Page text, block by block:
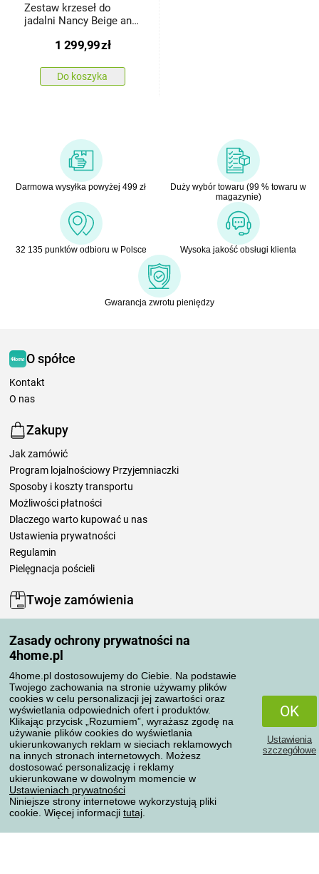
Zasady ochrony prywatności na
4home.pl
4home.pl dostosowujemy do Ciebie. Na podstawie
Twojego zachowania na stronie używamy plików
cookies w celu personalizacji jej zawartości oraz
wyświetlania odpowiednich ofert i produktów.
Klikając przycisk „Rozumiem”, wyrażasz zgodę na
używanie plików cookies do wyświetlania
ukierunkowanych reklam w sieciach reklamowych
na innych stronach internetowych. Możesz
dostosować personalizację i reklamy
ukierunkowane w dowolnym momencie w
Ustawieniach prywatności
Niniejsze strony internetowe wykorzystują pliki
cookie. Więcej informacji tutaj
OK
Ustawienia
szczegółowe
Zestaw krzeseł do
jadalni Nancy Beige and
1 299,99zł
Do koszyka
Darmowa wysyłka powyżej 499 zł
Duży wybór towaru (99 % towaru w
magazynie)
32 135 punktów odbioru w Polsce Wysoka jakość obsługi klienta
Gwarancja zwrotu pieniędzy
O spółce
Kontakt
O nas
Zakupy
Jak zamówić
Program lojalnościowy Przyjemniaczki
Sposoby i koszty transportu
Możliwości płatności
Dlaczego warto kupować u nas
Ustawienia prywatności
Regulamin
Pielęgnacja pościeli
Twoje zamówienia
Moje zamówienia
Reklamacje
Odstąpienie od umowy
Zasady przetwarzania recenzji
Sposoby transportu
Metody płatności